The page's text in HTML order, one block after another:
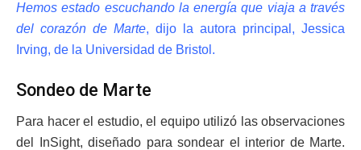
Hemos estado escuchando la energía que viaja a través
del corazón de Marte, dijo la autora principal, Jessica
Irving, de la Universidad de Bristol.
Sondeo de Marte
Para hacer el estudio, el equipo utilizó las observaciones
del InSight, diseñado para sondear el interior de Marte.